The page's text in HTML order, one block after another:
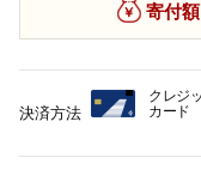
寄付額
決済方法
クレジ
カード